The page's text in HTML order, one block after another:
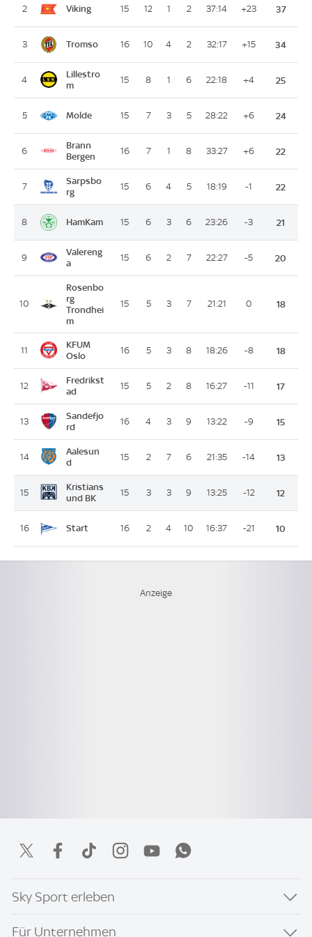
2 Viking 15 12 1 2 37:14 +23 37
3 Tromso 16 10 4 2 32:17 +15 34
4
Lillestro
m
15 8 1 6 22:18 +4 25
5 Molde 15 7 3 5 28:22 +6 24
6
Brann
Bergen
16 7 1 8 33:27 +6 22
7
Sarpsbo
rg
15 6 4 5 18:19 -1 22
8 HamKam 15 6 3 6 23:26 -3 21
9
Valereng
a
15 6 2 7 22:27 -5 20
10
Rosenbo
rg
Trondhei
m
15 5 3 7 21:21 0 18
11
KFUM
Oslo
16 5 3 8 18:26 -8 18
12
Fredrikst
ad
15 5 2 8 16:27 -11 17
13
Sandefjo
rd
16 4 3 9 13:22 -9 15
14
Aalesun
d
15 2 7 6 21:35 -14 13
15
Kristians
und BK
15 3 3 9 13:25 -12 12
16 Start 16 2 4 10 16:37 -21 10
Sky Sport erleben
Für Unternehmen